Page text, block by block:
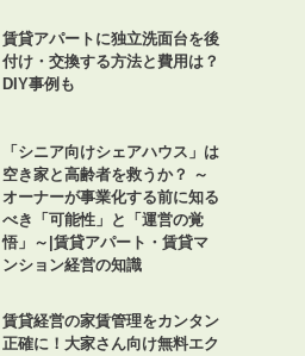
賃貸アパートに独立洗面台を後
付け・交換する方法と費用は？
DIY事例も
「シニア向けシェアハウス」は
空き家と高齢者を救うか？ ～
オーナーが事業化する前に知る
べき「可能性」と「運営の覚
悟」～|賃貸アパート・賃貸マ
ンション経営の知識
賃貸経営の家賃管理をカンタン
正確に！大家さん向け無料エク